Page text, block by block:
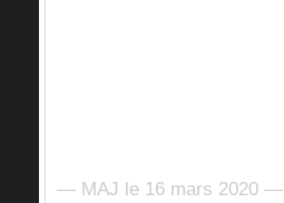
— MAJ le 16 mars 2020 —